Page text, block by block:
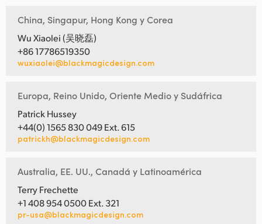
China, Singapur, Hong Kong y Corea
Wu Xiaolei (吴晓磊)
+86 17786519350
wuxiaolei@blackmagicdesign.com
Europa, Reino Unido, Oriente Medio y Sudáfrica
Patrick Hussey
+44(0) 1565 830 049 Ext. 615
patrickh@blackmagicdesign.com
Australia, EE. UU., Canadá y Latinoamérica
Terry Frechette
+1 408 954 0500 Ext. 321
pr-usa@blackmagicdesign.com